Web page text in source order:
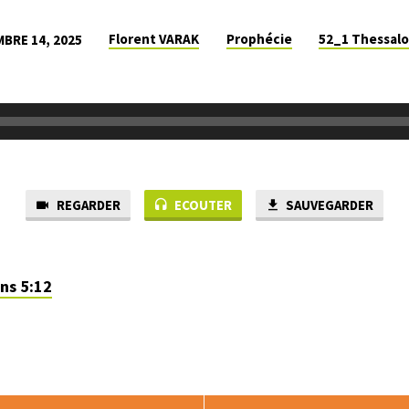
14, 2025 Florent VARAK Prophécie 52_1
REGARDER ECOUTER SAUVEGARDER
5:12